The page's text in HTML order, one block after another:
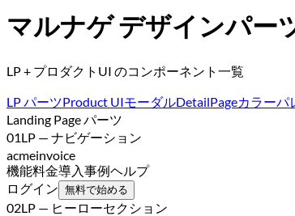
マルナゲ デザインパー
LP + プロダクトUI のコンポーネント一覧
LP パーツProduct UIモーダルDetailPageカラーパ
Landing Page パーツ
01LP — ナビゲーション
acmeinvoice
機能料金導入事例ヘルプ
ログイン 無料で始める
02LP — ヒーローセクション